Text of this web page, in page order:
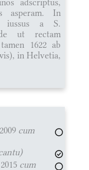
asperam. In
iussus a S.
ut rectam
1622 ab
in Helvetia,
cum
cum